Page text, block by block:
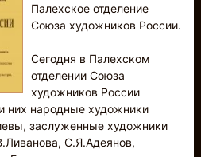
Палехское отделение
Союза художников России.
Сегодня в Палехском
отделении Союза
художников России
них народные художники
заслуженные художники
С.Я.Адеянов,